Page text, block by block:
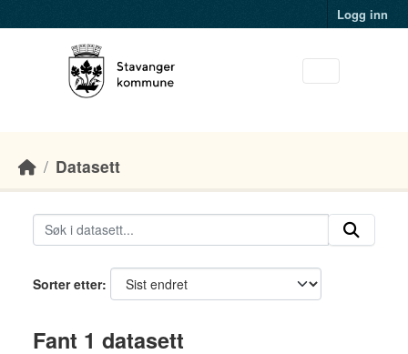
Logg inn
Datasett
Sorter etter
Fant 1 datasett